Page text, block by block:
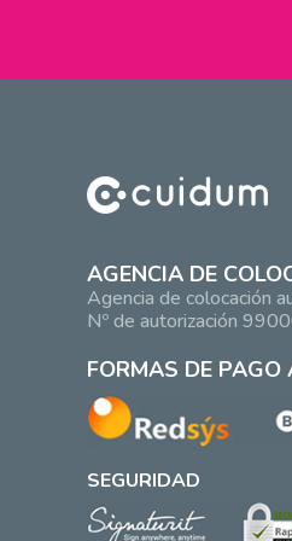
AGENCIA DE
Agencia de colocación
Nº de autorización
FORMAS DE PAGO
SEGURIDAD